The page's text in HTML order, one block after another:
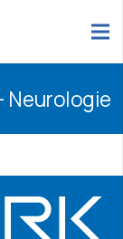
Neurologie